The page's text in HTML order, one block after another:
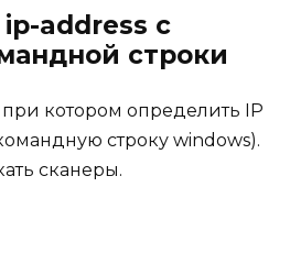
address с
строки
при котором определить IP
строку windows).
сканеры.